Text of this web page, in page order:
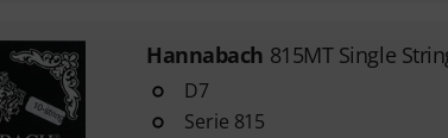
Hannabach 815MT Single
D7
Serie 815